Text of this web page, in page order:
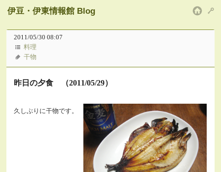
伊豆・伊東情報館 Blog
2011/05/30 08:07
料理
干物
昨日の夕食 （2011/05/29）
久しぶりに干物です。